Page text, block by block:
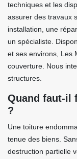
techniques et les
assurer des travaux
installation, une
un spécialiste.
et ses environs, Les
couverture. Nous
structures.
Quand faut-il
?
Une toiture
tenue des biens.
destruction partielle